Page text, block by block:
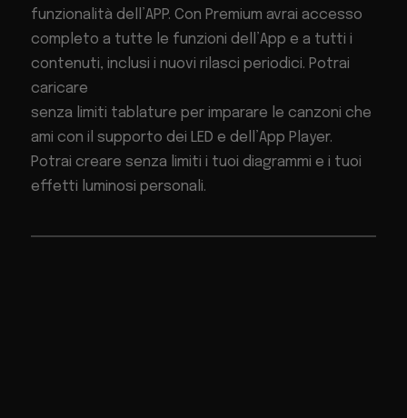
funzionalità dell’APP. Con Premium avrai accesso
completo a tutte le funzioni dell’App e a tutti i
contenuti, inclusi i nuovi rilasci periodici. Potrai
caricare
senza limiti tablature per imparare le canzoni che
ami con il supporto dei LED e dell’App Player.
Potrai creare senza limiti i tuoi diagrammi e i tuoi
effetti luminosi personali.